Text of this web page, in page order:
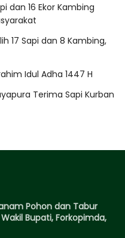
dan 16 Ekor Kambing
17 Sapi dan 8 Kambing,
Idul Adha 1447 H
Terima Sapi Kurban
Pohon dan Tabur
Bupati, Forkopimda,